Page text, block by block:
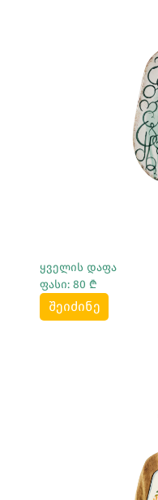
ყველის დაფა
ფასი: 80 ₾
შეიძინე